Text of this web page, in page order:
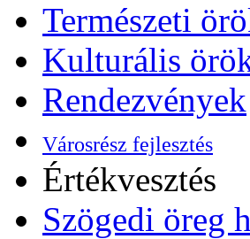
Természeti
Kulturális
Rendezvények
Városrész fejlesztés
Értékvesztés
Szögedi öreg